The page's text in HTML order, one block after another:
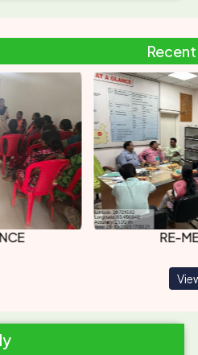
successfully organized the
Abhiyan from 1st June to
2026 across 36 villages of
district.
long campaign was carried
KVK teams, reaching 764
through awareness
village meetings, and field
The campaign focused on
sustainable agricultural
including green manuring,
Nutrient Management (INM) to
health and ensure long-term
RE-